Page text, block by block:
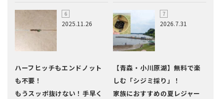
2025.11.26
ハーフヒッチもエンドノット
も不要！
もうスッポ抜けない！手早く
2026.7.31
【青森・小川原湖】無料で楽
しむ「シジミ採り」！
家族におすすめの夏レジャー